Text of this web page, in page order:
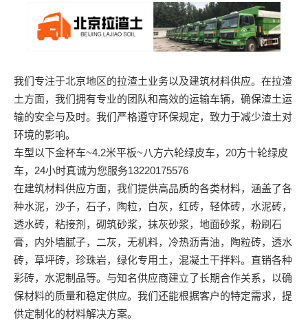
我们专注于北京地区的拉渣土业务以及建筑材料供应。在拉渣
土方面，我们拥有专业的团队和高效的运输车辆，确保渣土运
输的安全与及时。我们严格遵守环保规定，致力于减少渣土对
环境的影响。
车型以下金杯车~4.2米平板~八方六轮绿皮车，20方十轮绿皮
车，24小时真诚为您服务13220175576
在建筑材料供应方面，我们提供高品质的各类材料，涵盖了各
种水泥，沙子，石子，陶粒，白灰，红砖，轻体砖，水泥砖，
透水砖，粘接剂，砌筑砂浆，抹灰砂浆，地面砂浆，粉刷石
膏，内外墙腻子，二灰，无机料，冷热沥青油，陶粒砖，透水
砖，草坪砖，珍珠岩，绿化专用土，混凝土干拌料。直销各种
彩砖，水泥制品等。与知名供应商建立了长期合作关系，以确
保材料的质量和稳定供应。我们还能根据客户的特定需求，提
供定制化的材料解决方案。